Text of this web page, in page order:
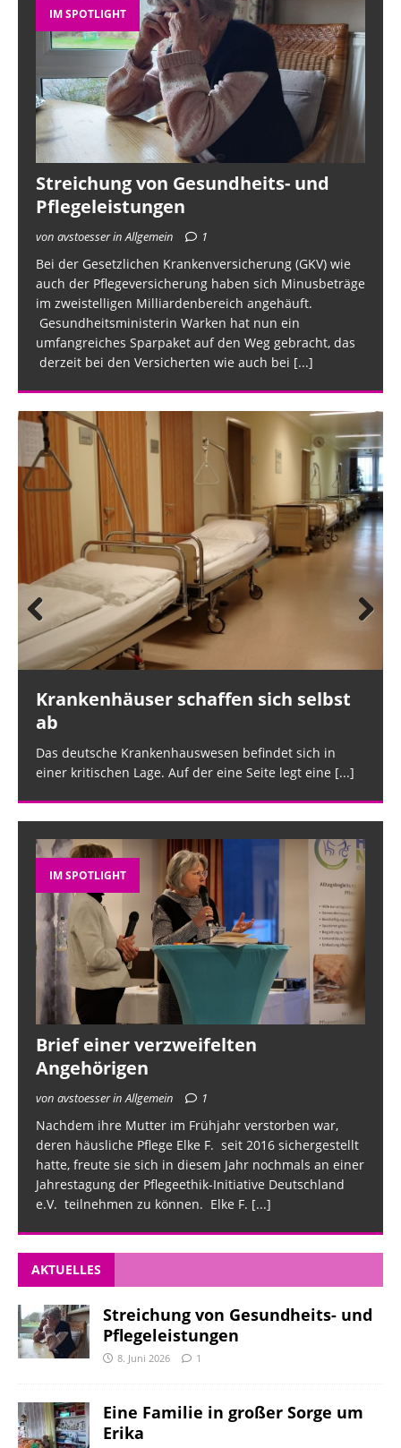
IM SPOTLIGHT
Streichung von Gesundheits- und
Pflegeleistungen
von avstoesser in Allgemein 1
Bei der Gesetzlichen Krankenversicherung (GKV) wie
auch der Pflegeversicherung haben sich Minusbeträge
im zweistelligen Milliardenbereich angehäuft.
Gesundheitsministerin Warken hat nun ein
umfangreiches Sparpaket auf den Weg gebracht, das
derzeit bei den Versicherten wie auch bei [...]
Krankenhäuser schaffen sich selbst
ab
Das deutsche Krankenhauswesen befindet sich in
einer kritischen Lage. Auf der eine Seite legt eine [...]
Prev
ious
IM SPOTLIGHT
Brief einer verzweifelten
Angehörigen
von avstoesser in Allgemein 1
Nachdem ihre Mutter im Frühjahr verstorben war,
deren häusliche Pflege Elke F. seit 2016 sichergestellt
hatte, freute sie sich in diesem Jahr nochmals an einer
Jahrestagung der Pflegeethik-Initiative Deutschland
e.V. teilnehmen zu können. Elke F. [...]
AKTUELLES
Streichung von Gesundheits- und
Pflegeleistungen
8. Juni 2026 1
Eine Familie in großer Sorge um
Erika